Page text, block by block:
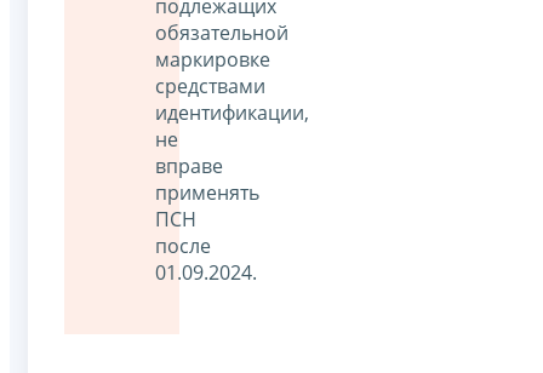
подлежащих
обязательной
маркировке
средствами
идентификации,
не
вправе
применять
ПСН
после
01.09.2024.